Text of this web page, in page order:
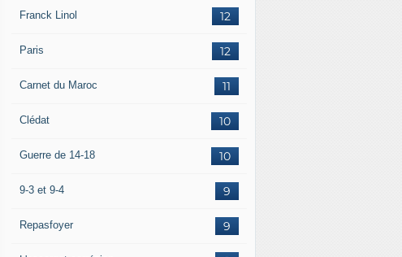
12
Franck Linol
12
Paris
11
Carnet du Maroc
10
Clédat
10
Guerre de 14-18
9
9-3 et 9-4
9
Repasfoyer